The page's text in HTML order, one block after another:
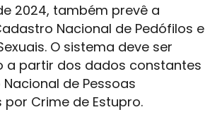
2024, também prevê a
Nacional de Pedófilos e
O sistema deve ser
a partir dos dados constantes
de Pessoas
Crime de Estupro.